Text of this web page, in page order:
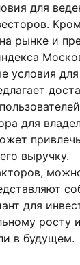
для
рынке и
условия
для
выручку.
для
росту и
в будущем.